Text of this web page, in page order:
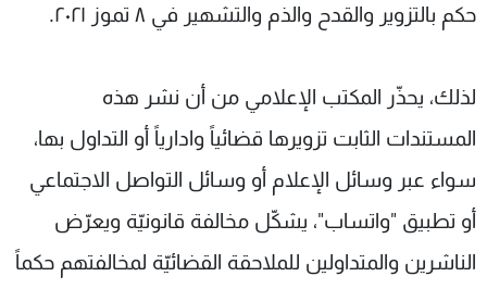
حكم بالتزوير والقدح والذم والتشهير في ٨ تموز ٢٠٢١.
لذلك، يحذّر المكتب الإعلامي من أن نشر هذه
المستندات الثابت تزويرها قضائياً وادارياً أو التداول بها،
سواء عبر وسائل الإعلام أو وسائل التواصل الاجتماعي
أو تطبيق "واتساب"، يشكّل مخالفة قانونيّة ويعرّض
الناشرين والمتداولين للملاحقة القضائيّة لمخالفتهم حكماً